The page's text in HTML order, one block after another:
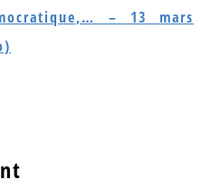
– 13 mars